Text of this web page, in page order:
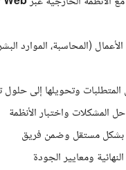
(المحاسبة، الموارد
وتحويلها إلى حلول
المشكلات واختبار الأنظمة
بشكل مستقل وضمن فريق
النهائية ومعايير الجودة